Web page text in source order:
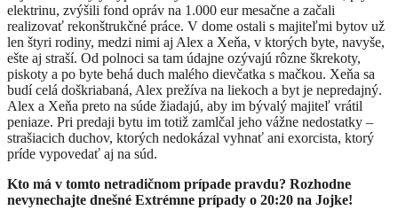
elektrinu, zvýšili fond opráv na 1.000 eur mesačne a začali
realizovať rekonštrukčné práce. V dome ostali s majiteľmi bytov už
len štyri rodiny, medzi nimi aj Alex a Xeňa, v ktorých byte, navyše,
ešte aj straší. Od polnoci sa tam údajne ozývajú rôzne škrekoty,
piskoty a po byte behá duch malého dievčatka s mačkou. Xeňa sa
budí celá doškriabaná, Alex prežíva na liekoch a byt je nepredajný.
Alex a Xeňa preto na súde žiadajú, aby im bývalý majiteľ vrátil
peniaze. Pri predaji bytu im totiž zamlčal jeho vážne nedostatky –
strašiacich duchov, ktorých nedokázal vyhnať ani exorcista, ktorý
príde vypovedať aj na súd.
Kto má v tomto netradičnom prípade pravdu? Rozhodne
nevynechajte dnešné Extrémne prípady o 20:20 na Jojke!